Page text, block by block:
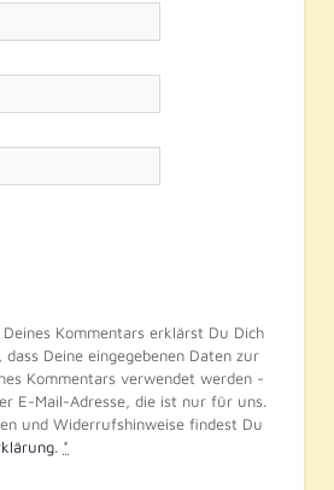
Deines Kommentars erklärst Du Dich
Deine eingegebenen Daten zur
Kommentars verwendet werden -
E-Mail-Adresse, die ist nur für uns.
und Widerrufshinweise findest Du
. *